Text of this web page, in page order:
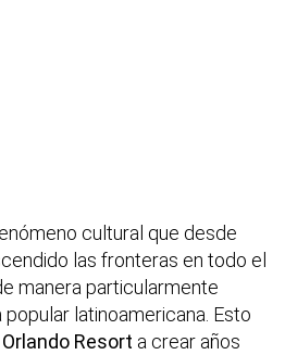
cultural que desde
las fronteras en todo el
manera particularmente
latinoamericana. Esto
Resort a crear años